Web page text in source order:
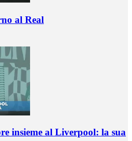
al Real
insieme al Liverpool: la sua